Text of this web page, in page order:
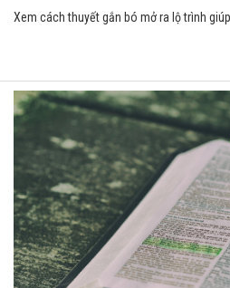
Xem cách thuyết gắn bó mở ra lộ trình